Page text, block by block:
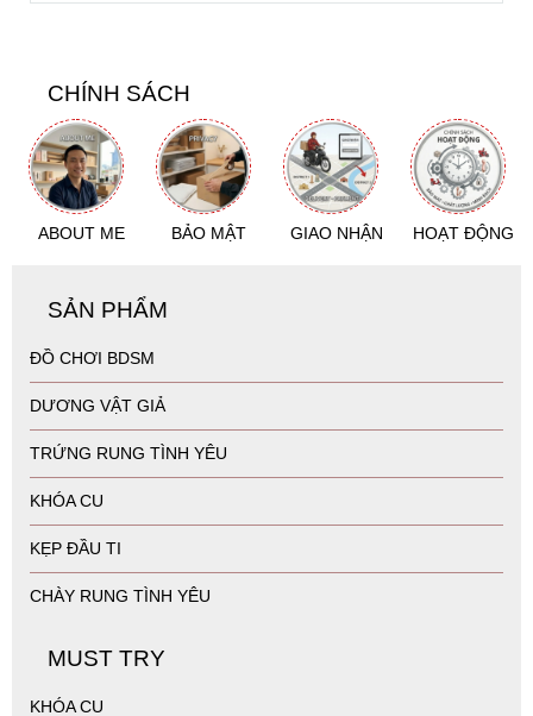
CHÍNH SÁCH
ABOUT ME BẢO MẬT GIAO NHẬN HOẠT ĐỘNG
SẢN PHẨM
ĐỒ CHƠI BDSM
DƯƠNG VẬT GIẢ
TRỨNG RUNG TÌNH YÊU
KHÓA CU
KẸP ĐẦU TI
CHÀY RUNG TÌNH YÊU
MUST TRY
KHÓA CU